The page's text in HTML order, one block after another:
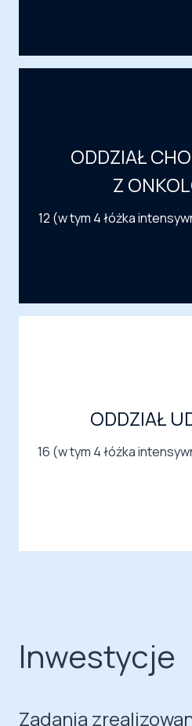
ODDZIAŁ
Z
12 (w tym 4 łóżka
ODDZIAŁ
16 (w tym 4 łóżka
Inwestycje
Zadania